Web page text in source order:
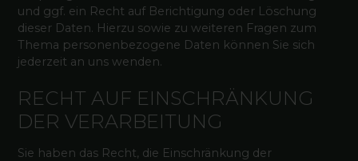
und ggf. ein Recht auf Berichtigung oder Löschung
dieser Daten. Hierzu sowie zu weiteren Fragen zum
Thema personenbezogene Daten können Sie sich
jederzeit an uns wenden.
RECHT AUF EINSCHRÄNKUNG
DER VERARBEITUNG
Sie haben das Recht, die Einschränkung der